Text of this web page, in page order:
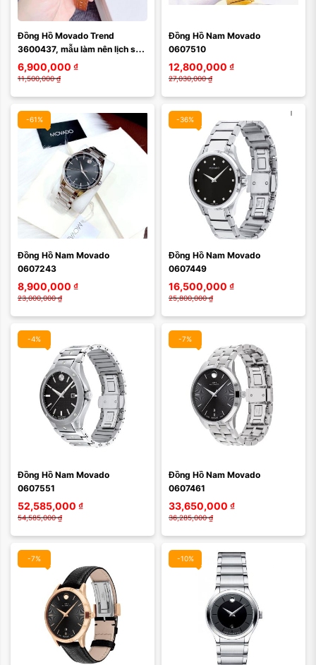
Đồng Hồ Movado Trend
3600437, mẫu làm nên lịch sử
nhà Movado
6,900,000 ₫
11,500,000 ₫
Đồng Hồ Nam Movado
0607510
12,800,000 ₫
27,030,000 ₫
-61%
Xóa
Đồng Hồ Nam Movado
0607243
8,900,000 ₫
23,000,000 ₫
-36%
Đồng Hồ Nam Movado
0607449
16,500,000 ₫
25,800,000 ₫
-4%
Màu mặt:
Đồng Hồ Nam Movado
0607551
52,585,000 ₫
54,585,000 ₫
-7%
Màu mặt:
Đồng Hồ Nam Movado
0607461
33,650,000 ₫
36,285,000 ₫
-7%
Màu mặt:
-10%
Màu mặt:
Màu mặt: Màu mặt: